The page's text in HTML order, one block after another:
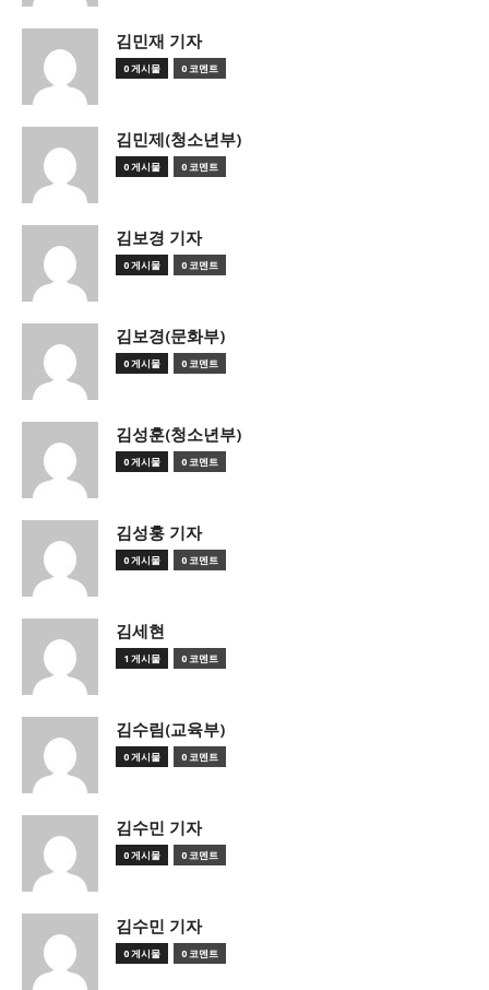
김민재 기자
0 게시물 0 코멘트
김민제(청소년부)
0 게시물 0 코멘트
김보경 기자
0 게시물 0 코멘트
김보경(문화부)
0 게시물 0 코멘트
김성훈(청소년부)
0 게시물 0 코멘트
김성훙 기자
0 게시물 0 코멘트
김세현
1 게시물 0 코멘트
김수림(교육부)
0 게시물 0 코멘트
김수민 기자
0 게시물 0 코멘트
김수민 기자
0 게시물 0 코멘트